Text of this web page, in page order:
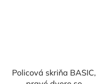
Policová skriňa BASIC,